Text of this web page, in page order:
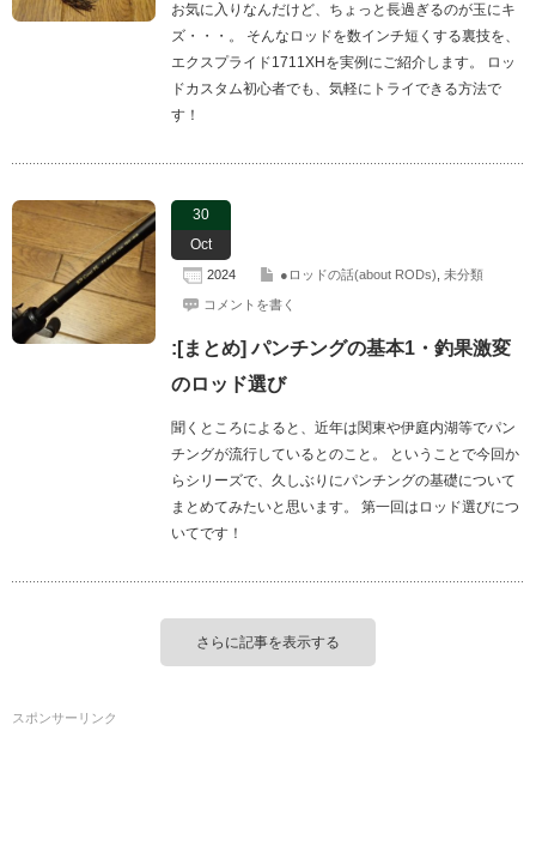
お気に入りなんだけど、ちょっと長過ぎるのが玉にキ
ズ・・・。 そんなロッドを数インチ短くする裏技を、
エクスプライド1711XHを実例にご紹介します。 ロッ
ドカスタム初心者でも、気軽にトライできる方法で
す！
30
Oct
2024 ●ロッドの話(about RODs) 未分類
コメントを書く
:[まとめ] パンチングの基本1・釣果激変
のロッド選び
聞くところによると、近年は関東や伊庭内湖等でパン
チングが流行しているとのこと。 ということで今回か
らシリーズで、久しぶりにパンチングの基礎について
まとめてみたいと思います。 第一回はロッド選びにつ
いてです！
さらに記事を表示する
スポンサーリンク